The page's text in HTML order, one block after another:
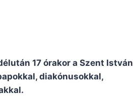
17 órakor a Szent István
diakónusokkal,